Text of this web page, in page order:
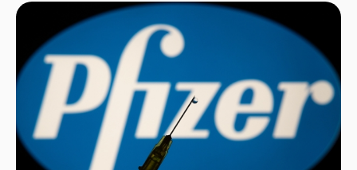
최고경영자(CEO)인 스테판 방셀은 파이낸셜 타임즈와의 인터뷰에서
"오미크론 변이에 기존의 백신은 효능이 떨어질 것."이라고 발언, 투자자들의
우려를 자아냈다. 특히 그는 오미크론에 대응하는 새로운 백신 개발에
수개월이 걸릴것이라 해 글로벌 증시의 하락세를 촉발했다. 공동 설립자인
누바르 아페얀 역시 블룸버그와의 인터뷰를 통해 "오미크론의 변이 수는
놀라울 정도로 많다. 우린 이를 심각한 위협으로 받아들여야 할 것."이라
발언했다. 주요 백신 개발자인 모더나의 경고에 오미크론으로 인한 영향을
가늠하던 투자자들은 일제히 위험자산을 회피하고 안전자산으로 몰렸다.
글로벌 증시는 한국의 코스피(-2.42%)를 비롯해 유럽의 Stoxx600(-1.18%)
등 대부분의 주요지수가 하락세를 보였고 미국의 다우지수 역시 개장 전
300포인트 이상 하락 출발했다. 안전자산인 미 국채는 매수세가 급증하며